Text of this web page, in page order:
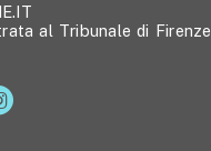
al Tribunale di Firenze,